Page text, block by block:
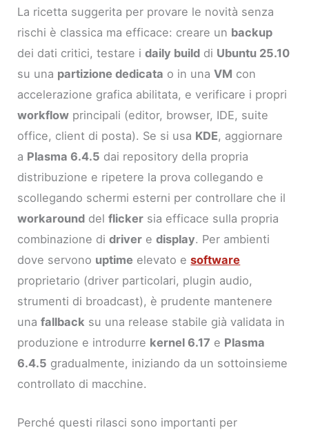
La ricetta suggerita per provare le novità senza
rischi è classica ma efficace: creare un backup
dei dati critici, testare idaily build di Ubuntu 25.10
su una partizione dedicata o in unaVM con
accelerazione grafica abilitata, e verificare i propri
workflow principali (editor, browser, IDE, suite
office, client di posta). Se si usa KDE, aggiornare
a Plasma 6.4.5 dai repository della propria
distribuzione e ripetere la prova collegando e
scollegando schermi esterni per controllare che il
workaround delflicker sia efficace sulla propria
combinazione didriver edisplay. Per ambienti
dove servono uptime elevato esoftware
proprietario (driver particolari, plugin audio,
strumenti di broadcast), è prudente mantenere
unafallback su una release stabile già validata in
produzione e introdurre kernel 6.17 e Plasma
6.4.5 gradualmente, iniziando da un sottoinsieme
controllato di macchine.
Perché questi rilasci sono importanti per